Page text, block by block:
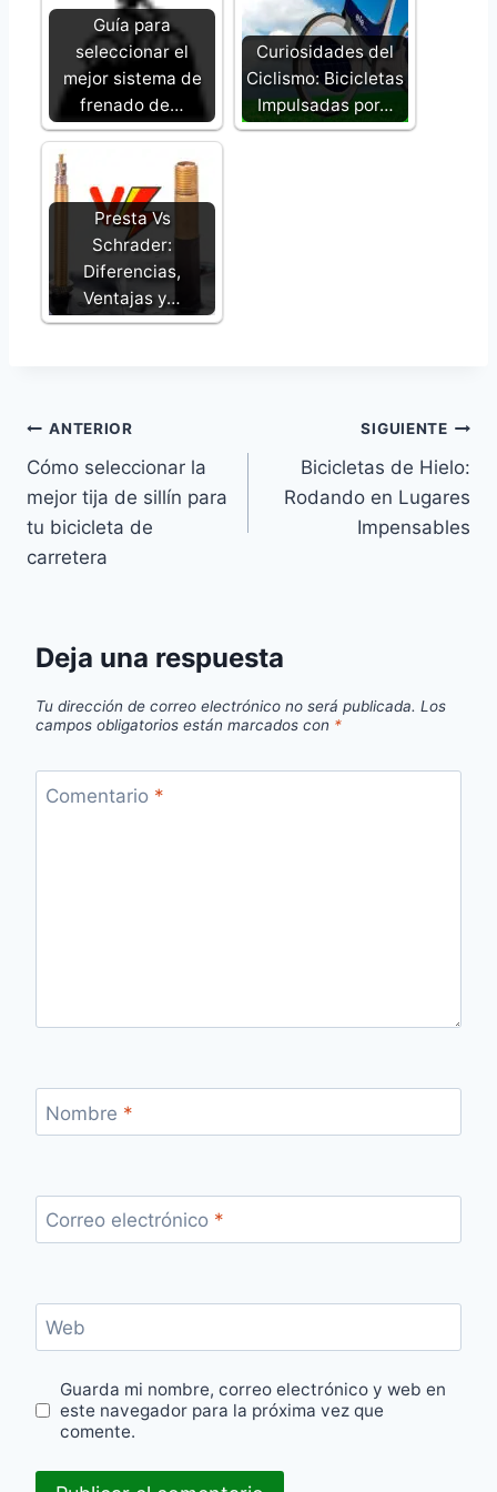
Guía para
seleccionar el
mejor sistema de
frenado de…
Curiosidades del
Ciclismo: Bicicletas
Impulsadas por…
Presta Vs
Schrader:
Diferencias,
Ventajas y…
Navegación
de
entradas
ANTERIOR
Cómo seleccionar la
mejor tija de sillín para
tu bicicleta de
carretera
SIGUIENTE
Bicicletas de Hielo:
Rodando en Lugares
Impensables
Deja una respuesta
Tu dirección de correo electrónico no será publicada. Los
campos obligatorios están marcados con *
Comentario *
Nombre *
Correo electrónico *
Web
Guarda mi nombre, correo electrónico y web en
este navegador para la próxima vez que
comente.